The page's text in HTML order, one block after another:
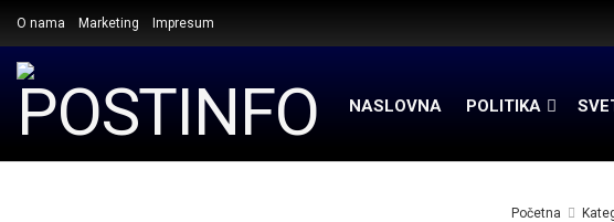
O nama Marketing Impresum
NASLOVNA POLITIKA
Početna